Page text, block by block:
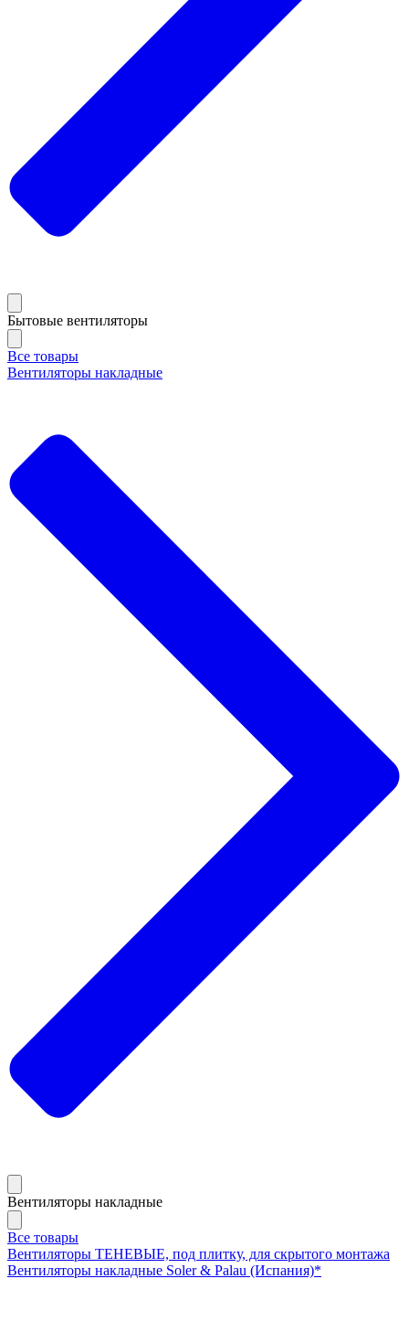
Бытовые вентиляторы
Все товары
Вентиляторы накладные
Вентиляторы накладные
Все товары
Вентиляторы ТЕНЕВЫЕ, под плитку, для скрытого монтажа
Вентиляторы накладные Soler & Palau (Испания)*